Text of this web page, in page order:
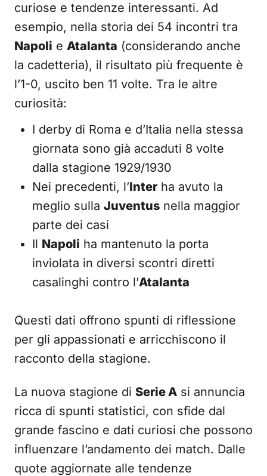
curiose e tendenze interessanti. Ad
esempio, nella storia dei 54 incontri tra
Napoli e Atalanta (considerando anche
la cadetteria), il risultato più frequente è
l’1-0, uscito ben 11 volte. Tra le altre
curiosità:
I derby di Roma e d’Italia nella stessa
giornata sono già accaduti 8 volte
dalla stagione 1929/1930
Nei precedenti, l’Inter ha avuto la
meglio sulla Juventus nella maggior
parte dei casi
Il Napoli ha mantenuto la porta
inviolata in diversi scontri diretti
casalinghi contro l’Atalanta
Questi dati offrono spunti di riflessione
per gli appassionati e arricchiscono il
racconto della stagione.
La nuova stagione di Serie A si annuncia
ricca di spunti statistici, con sfide dal
grande fascino e dati curiosi che possono
influenzare l’andamento dei match. Dalle
quote aggiornate alle tendenze